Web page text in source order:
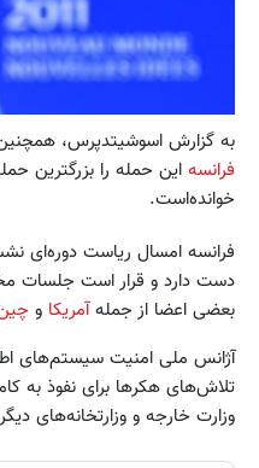
به گزارش اسوشیتدپرس،
فرانسه این حمله را بزرگترین
خوانده‌است.
فرانسه امسال ریاست دوره‌ای
دست دارد و قرار است جلسات
بعضی اعضا از جملهآمریکا و
آژانس ملی امنیت سیستم‌های
تلاش‌های هکرها برای نفوذ به
وزارت خارجه و وزارتخانه‌های